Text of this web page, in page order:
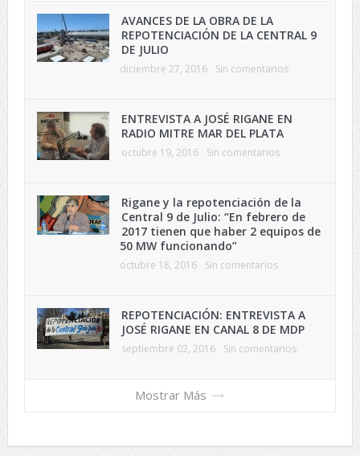
AVANCES DE LA OBRA DE LA
REPOTENCIACIÓN DE LA CENTRAL 9
DE JULIO
diciembre 27, 2016 Sin comentarios
ENTREVISTA A JOSÉ RIGANE EN
RADIO MITRE MAR DEL PLATA
octubre 19, 2016 Sin comentarios
Rigane y la repotenciación de la
Central 9 de Julio: “En febrero de
2017 tienen que haber 2 equipos de
50 MW funcionando”
octubre 18, 2016 Sin comentarios
REPOTENCIACIÓN: ENTREVISTA A
JOSÉ RIGANE EN CANAL 8 DE MDP
septiembre 02, 2016 Sin comentarios
Mostrar Más